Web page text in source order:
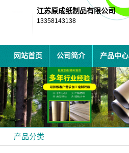
江苏原成纸制品有限公司
13358143138
网站首页 公司简介 产品中心
产品分类